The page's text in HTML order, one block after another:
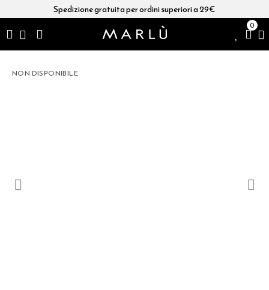
Spedizione gratuita per ordini superiori a 29€
0
NON DISPONIBILE